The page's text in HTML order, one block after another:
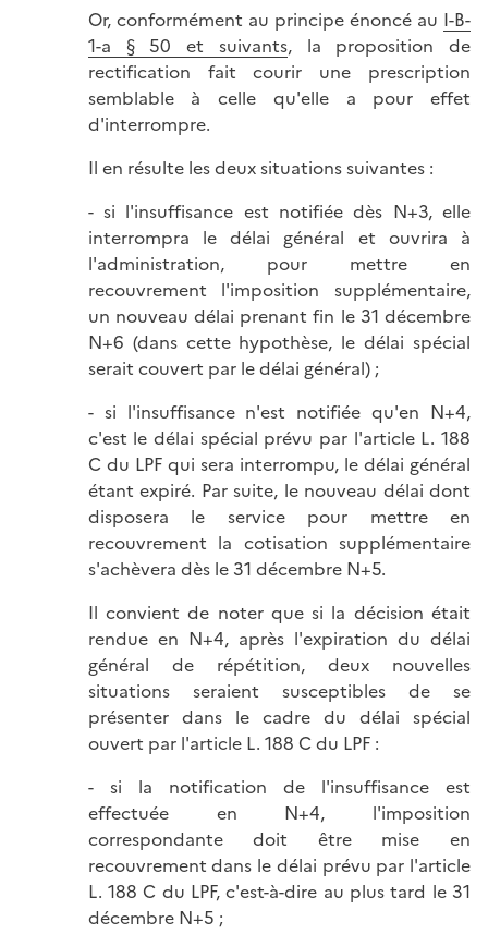
Or, conformément au principe énoncé au I-B-
1-a § 50 et suivants, la proposition de
rectification fait courir une prescription
semblable à celle qu'elle a pour effet
d'interrompre.
Il en résulte les deux situations suivantes :
- si l'insuffisance est notifiée dès N+3, elle
interrompra le délai général et ouvrira à
l'administration, pour mettre en
recouvrement l'imposition supplémentaire,
un nouveau délai prenant fin le 31 décembre
N+6 (dans cette hypothèse, le délai spécial
serait couvert par le délai général) ;
- si l'insuffisance n'est notifiée qu'en N+4,
c'est le délai spécial prévu par l'article L. 188
C du LPF qui sera interrompu, le délai général
étant expiré. Par suite, le nouveau délai dont
disposera le service pour mettre en
recouvrement la cotisation supplémentaire
s'achèvera dès le 31 décembre N+5.
Il convient de noter que si la décision était
rendue en N+4, après l'expiration du délai
général de répétition, deux nouvelles
situations seraient susceptibles de se
présenter dans le cadre du délai spécial
ouvert par l'article L. 188 C du LPF :
- si la notification de l'insuffisance est
effectuée en N+4, l'imposition
correspondante doit être mise en
recouvrement dans le délai prévu par l'article
L. 188 C du LPF, c'est-à-dire au plus tard le 31
décembre N+5 ;